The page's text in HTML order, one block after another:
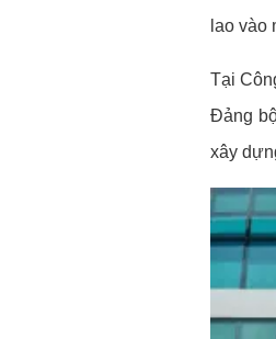
lao vào
Tại
Đảng
xây